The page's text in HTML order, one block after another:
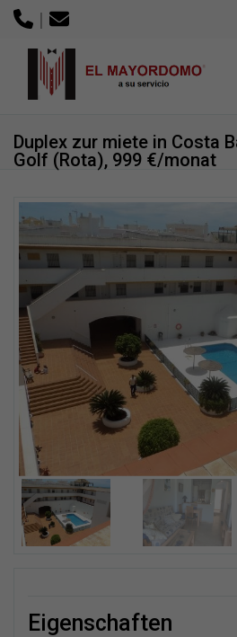
|
Duplex zur miete in Costa
Golf (Rota), 999 €/monat
eigenschaften